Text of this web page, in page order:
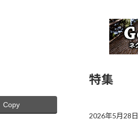
Copy
特集
2026年5月28日